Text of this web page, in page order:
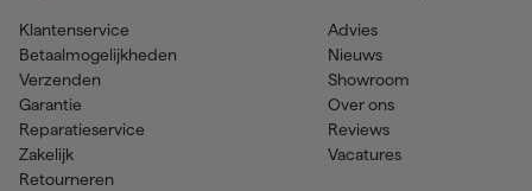
Klantenservice
Betaalmogelijkheden
Verzenden
Garantie
Reparatieservice
Zakelijk
Retourneren
Advies
Nieuws
Showroom
Over ons
Reviews
Vacatures